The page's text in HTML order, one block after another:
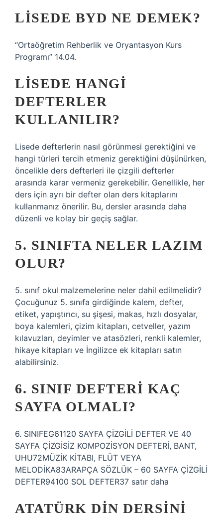
LISEDE BYD NE DEMEK?
“Ortaöğretim Rehberlik ve Oryantasyon Kurs
Programı” 14.04.
LISEDE HANGI
DEFTERLER
KULLANILIR?
Lisede defterlerin nasıl görünmesi gerektiğini ve
hangi türleri tercih etmeniz gerektiğini düşünürken,
öncelikle ders defterleri ile çizgili defterler
arasında karar vermeniz gerekebilir. Genellikle, her
ders için ayrı bir defter olan ders kitaplarını
kullanmanız önerilir. Bu, dersler arasında daha
düzenli ve kolay bir geçiş sağlar.
5. SINIFTA NELER LAZIM
OLUR?
5. sınıf okul malzemelerine neler dahil edilmelidir?
Çocuğunuz 5. sınıfa girdiğinde kalem, defter,
etiket, yapıştırıcı, su şişesi, makas, hızlı dosyalar,
boya kalemleri, çizim kitapları, cetveller, yazım
kılavuzları, deyimler ve atasözleri, renkli kalemler,
hikaye kitapları ve İngilizce ek kitapları satın
alabilirsiniz.
6. SINIF DEFTERI KAÇ
SAYFA OLMALI?
6. SINIFEG61120 SAYFA ÇİZGİLİ DEFTER VE 40
SAYFA ÇİZGİSİZ KOMPOZİSYON DEFTERİ, BANT,
UHU72MÜZİK KİTABI, FLÜT VEYA
MELODİKA83ARAPÇA SÖZLÜK – 60 SAYFA ÇİZGİLİ
DEFTER94100 SOL DEFTER37 satır daha
ATATÜRK DIN DERSINI